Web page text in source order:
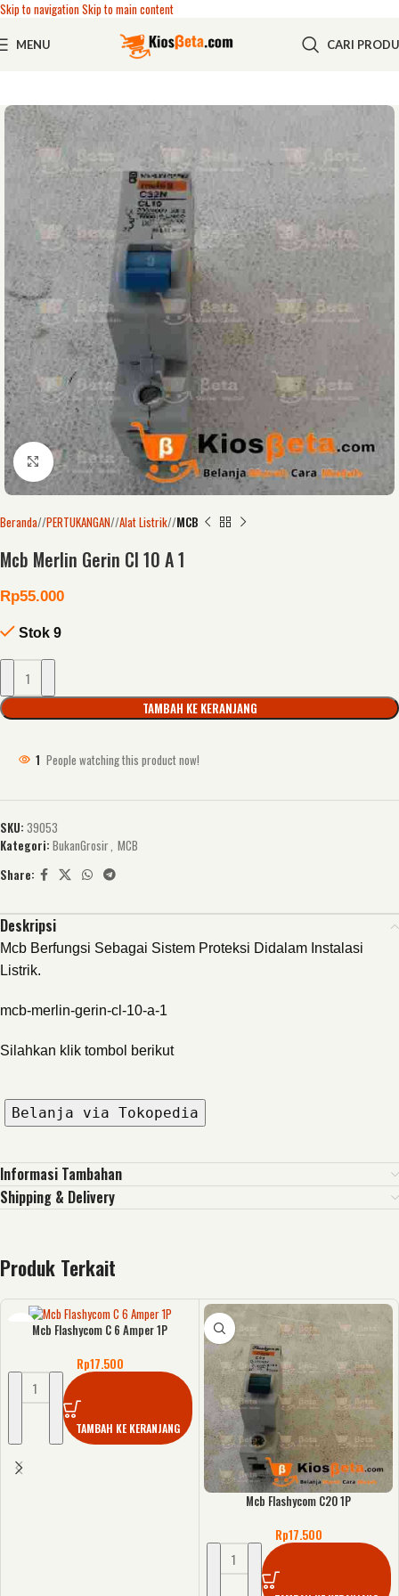
Skip to navigationSkip to main content
MENU CARI
Click to enlarge
Beranda/ PERTUKANGAN/ Alat Listrik/ MCB
Mcb Merlin Gerin Cl 10 A 1
Rp55.000
Stok 9
TAMBAH KE KERANJANG
1 People watching this product now!
SKU: 39053
Kategori: BukanGrosir, MCB
Share:
Deskripsi
Mcb Berfungsi Sebagai Sistem Proteksi Didalam Instalasi
Listrik.
mcb-merlin-gerin-cl-10-a-1
Silahkan klik tombol berikut
Belanja via Tokopedia
Informasi Tambahan
Shipping & Delivery
Produk Terkait
Mcb Flashycom C 6 Amper 1P
Rp17.500
TAMBAH KE KERANJANG
Mcb Flashycom C20 1P
Rp17.500